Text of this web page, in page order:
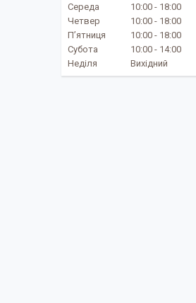
Середа
10:00
18:00
Четвер
10:00
18:00
Пʼятниця
10:00
18:00
Субота
10:00
14:00
Неділя
Вихідний